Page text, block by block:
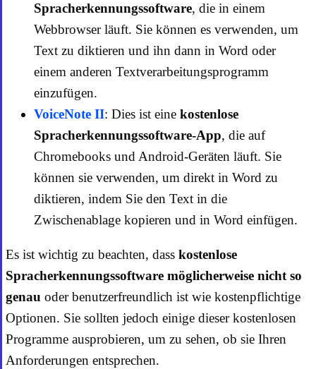
Spracherkennungssoftware, die in einem
Webbrowser läuft. Sie können es verwenden, um
Text zu diktieren und ihn dann in Word oder
einem anderen Textverarbeitungsprogramm
einzufügen.
VoiceNote II: Dies ist eine kostenlose
Spracherkennungssoftware-App, die auf
Chromebooks und Android-Geräten läuft. Sie
können sie verwenden, um direkt in Word zu
diktieren, indem Sie den Text in die
Zwischenablage kopieren und in Word einfügen.
Es ist wichtig zu beachten, dass kostenlose
Spracherkennungssoftware möglicherweise nicht so
genau oder benutzerfreundlich ist wie kostenpflichtige
Optionen. Sie sollten jedoch einige dieser kostenlosen
Programme ausprobieren, um zu sehen, ob sie Ihren
Anforderungen entsprechen.